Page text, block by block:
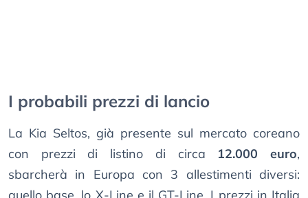
I probabili prezzi di lancio
La Kia Seltos, già presente sul mercato coreano
con prezzi di listino di circa 12.000 euro,
sbarcherà in Europa con 3 allestimenti diversi: